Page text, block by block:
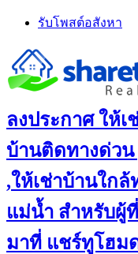
Skip
content
รับโพสต์อสังหา
ลงประกาศ ให้
บ้านติดทางด่วน
,ให้เช่าบ้านใก
แม่น้ำ สำหรับผู้
มาที่ แชร์ทูโฮม